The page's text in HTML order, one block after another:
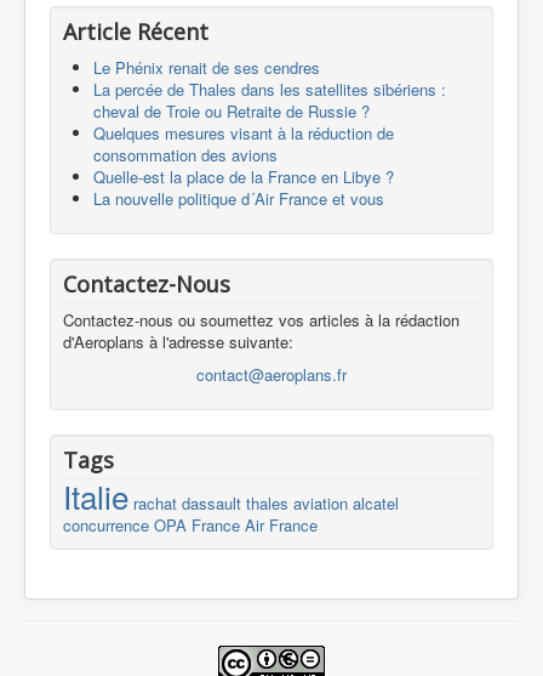
Europespace
Drones
Article Récent
Le Phénix renait de ses cendres
La percée de Thales dans les satellites sibériens :
cheval de Troie ou Retraite de Russie ?
Quelques mesures visant à la réduction de
consommation des avions
Quelle-est la place de la France en Libye ?
La nouvelle politique d´Air France et vous
Contactez-Nous
Contactez-nous ou soumettez vos articles à la rédaction
d'Aeroplans à l'adresse suivante:
contact@aeroplans.fr
Tags
Italie rachat dassault thales aviation alcatel
concurrence OPA France Air France